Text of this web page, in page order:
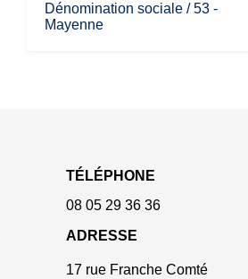
Dénomination sociale / 53 -
Mayenne
TÉLÉPHONE
08 05 29 36 36
ADRESSE
17 rue Franche Comté